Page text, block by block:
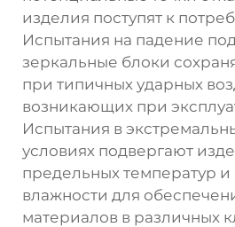
изделия поступят к
Испытания на падение
зеркальные блоки
при типичных ударных
возникающих при
Испытания в
условиях подвергают
предельных температур
влажности для
материалов в различных